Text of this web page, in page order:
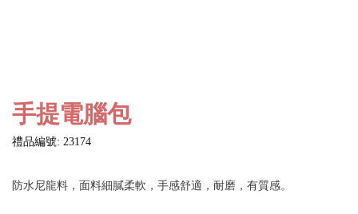
手提電腦包
禮品編號: 23174
防水尼龍料，面料細膩柔軟，手感舒適，耐磨，有質感。